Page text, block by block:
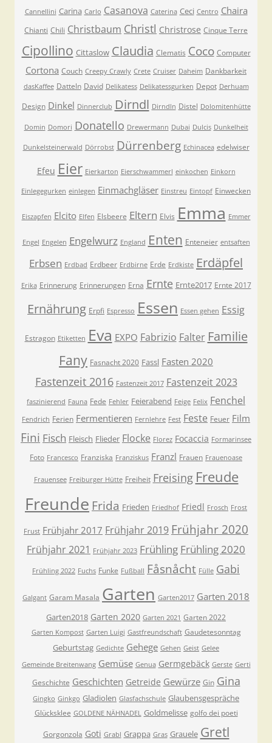
Cannellini Carina Carlo Casanova Caterina Ceci Centro Chaira
Chianti Chili Christbaum Christl Christrose Cinque Terre
Cipollino Cittaslow Claudia Clematis Coco Computer
Cortona Couch Creepy Crawly Crete Cruiser Daheim Dankbarkeit
dasKaffee Datteln David Delikatess Delikatessgurken Depot Derhuam
Design Dinkel Dinnerclub Dirndl Dirndln Distel Dolomitenhütte
Domin Domori Donatello Drewermann Dubai Dulcis Dunkelheit
Dunkelsteinerwald Dörrobst Dürrenberg Echinacea edelwiser
Efeu Eier Eierkarton Eierschwammerl einkochen Einkorn
Einlegegurken einlegen Einmachgläser Einstreu Eintopf Einwecken
Eiszapfen Elcito Elfen Elsbeere Eltern Elvis Emma Emmer
Engel Engelen Engelwurz England Enten Enteneier entsaften
Erbsen Erdbad Erdbeer Erdbirne Erde Erdkiste Erdäpfel
Erika Erinnerung Erinnerungen Erna Ernte Ernte2017 Ernte 2017
Ernährung Erpfi Espresso Essen Essen gehen Essig
Estragon Etiketten Eva EXPO Fabrizio Falter Familie
Fany Fasnacht 2020 Fassl Fasten 2020
Fastenzeit 2016 Fastenzeit 2017 Fastenzeit 2023
faszinierend Fauna Fede Fehler Feierabend Feige Felix Fenchel
Fendrich Ferien Fermentieren Fernlehre Fest Feste Feuer Film
Fini Fisch Fleisch Flieder Flocke Florez Focaccia Formarinsee
Foto Francesco Franziska Franziskus Franzl Frauen Frauenoase
Frauensee Freiburger Hütte Freiheit Freising Freude
Freunde Frida Frieden Friedhof Friedl Frosch Frost
Frust Frühjahr 2017 Frühjahr 2019 Frühjahr 2020
Frühjahr 2021 Frühjahr 2023 Frühling Frühling 2020
Frühling 2022 Fuchs Funke Fußball Fåsnåcht Fülle Gabi
Galgant Garam Masala Garten Garten2017 Garten 2018
Garten2018 Garten 2020 Garten 2021 Garten 2022
Garten Kompost Garten Luigi Gastfreundschaft Gaudetesonntag
Geburtstag Gedichte Gehege Gehen Geist Gelee
Gemeinde Breitenwang Gemüse Genua Germgebäck Gerste Gerti
Geschichte Geschichten Getreide Gewürze Gin Gina
Gingko Ginkgo Gladiolen Glasfachschule Glaubensgespräche
Glücksklee GOLDENE NÄHNADEL Goldmelisse golfo dei poeti
Gorgonzola Goti Grabl Grappa Gras Grauele Gretl